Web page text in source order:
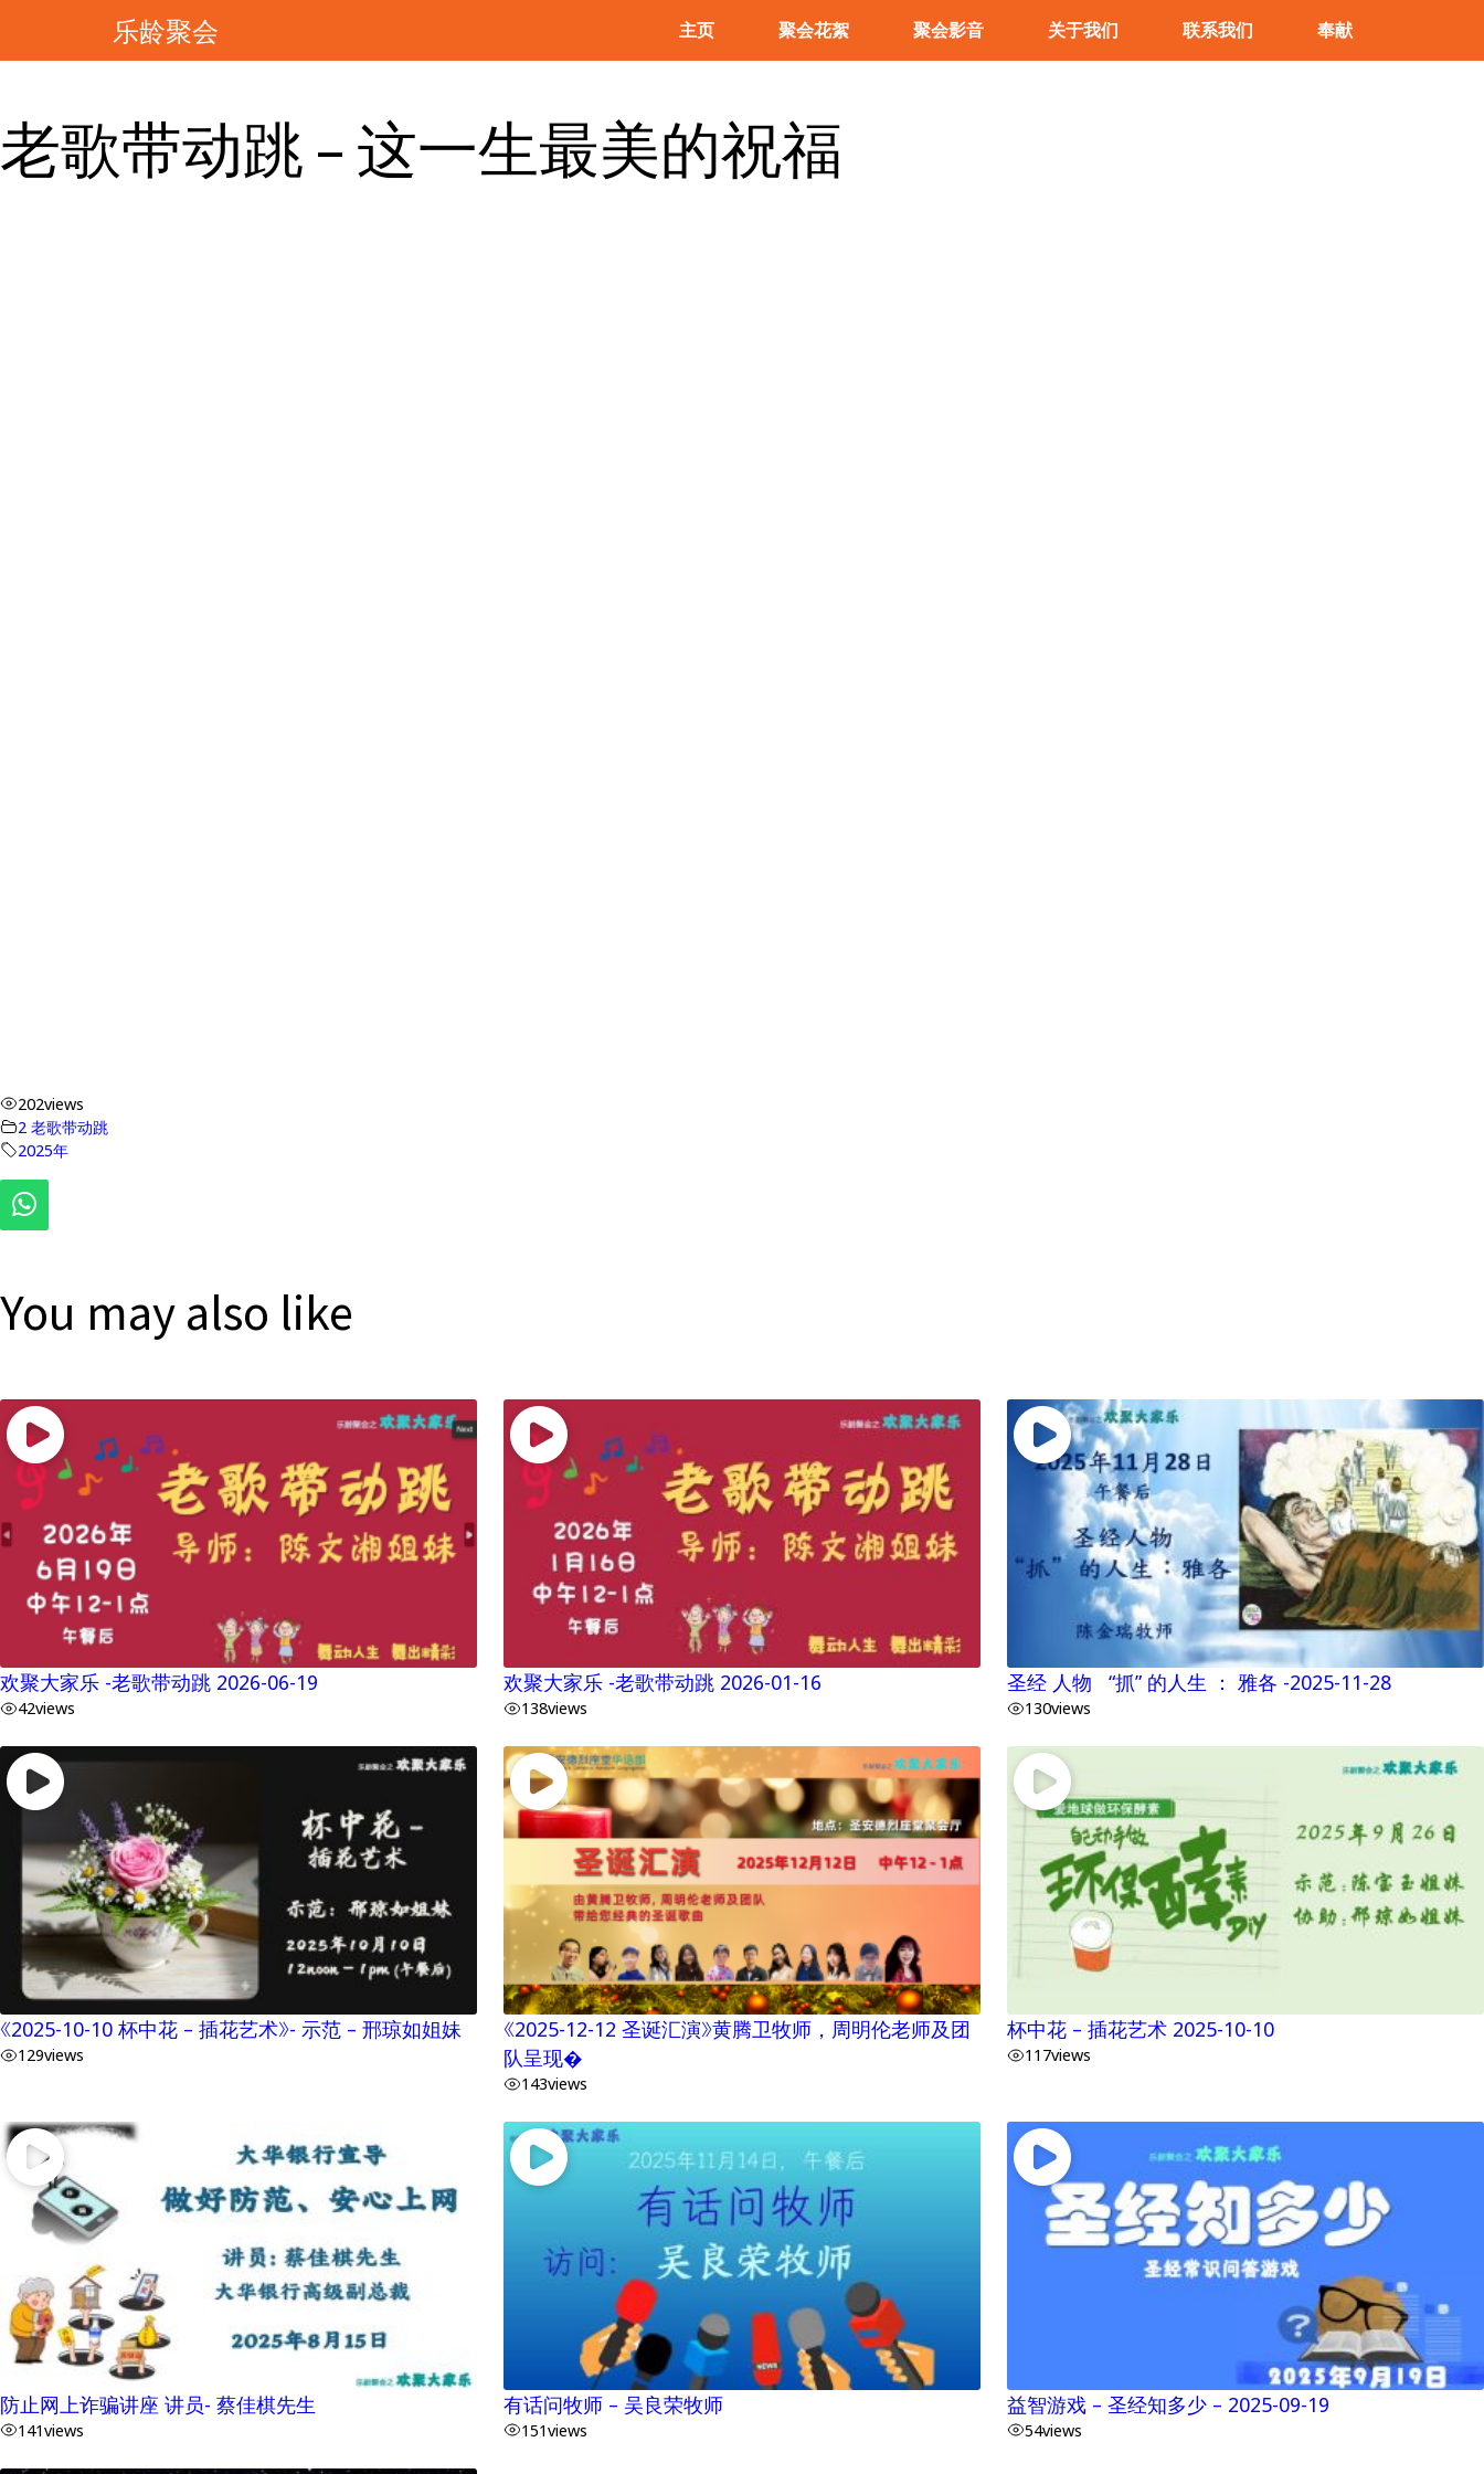
乐龄聚会 主页 聚会花絮 聚会影音 关于我们 联系我们 奉献
老歌带动跳 – 这一生最美的祝福
202views
2 老歌带动跳
2025年
You may also like
欢聚大家乐 -老歌带动跳 2026-06-19
42views
欢聚大家乐 -老歌带动跳 2026-01-16
138views
圣经 人物 “抓” 的人生 ： 雅各 -2025-11-28
130views
《2025-10-10 杯中花 – 插花艺术》- 示范 – 邢琼如姐妹
129views
《2025-12-12 圣诞汇演》黄腾卫牧师，周明伦老师及团
队呈现�
143views
杯中花 – 插花艺术 2025-10-10
117views
防止网上诈骗讲座 讲员- 蔡佳棋先生
141views
有话问牧师 – 吴良荣牧师
151views
益智游戏 – 圣经知多少 – 2025-09-19
54views